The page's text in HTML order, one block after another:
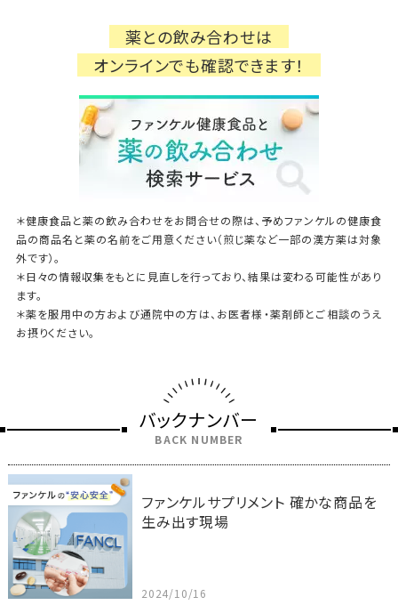
薬との飲み合わせは
オンラインでも確認できます！
＊健康食品と薬の飲み合わせをお問合せの際は、予めファンケルの健康食
品の商品名と薬の名前をご用意ください（煎じ薬など一部の漢方薬は対象
外です）。
＊日々の情報収集をもとに見直しを行っており、結果は変わる可能性があり
ます。
＊薬を服用中の方および通院中の方は、お医者様・薬剤師とご相談のうえ
お摂りください。
バックナンバー
BACK NUMBER
ファンケルサプリメント 確かな商品を
生み出す現場
2024/10/16